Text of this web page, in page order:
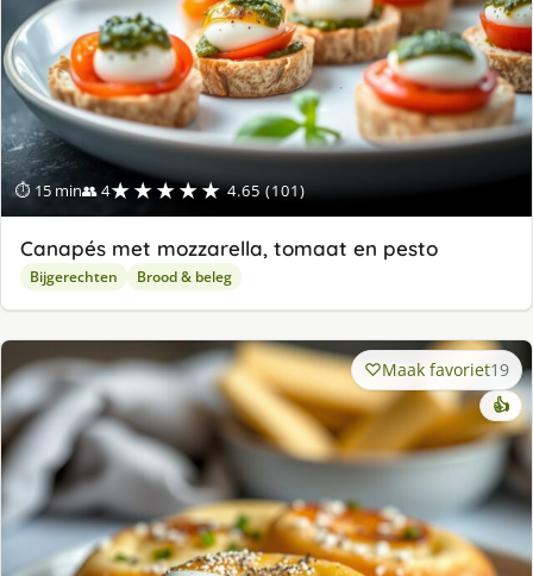
⏱ 15 min👥 4★★★★★ 4.65 (101)
Canapés met mozzarella, tomaat en pesto
Bijgerechten Brood & beleg
Maak favoriet19
👍